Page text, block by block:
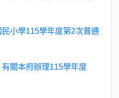
小學115學年度第2次普通
有關本府辦理115學年度